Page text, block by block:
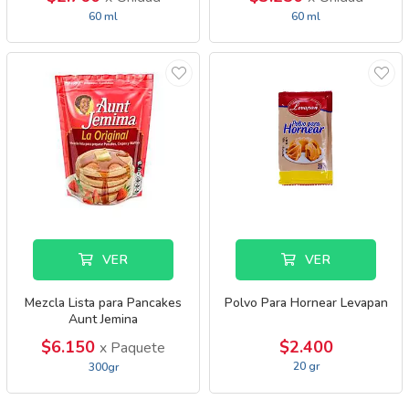
60 ml 60 ml
VER
Mezcla Lista para Pancakes
Aunt Jemina
$6.150 x Paquete
300gr
VER
Polvo Para Hornear Levapan
$2.400
20 gr